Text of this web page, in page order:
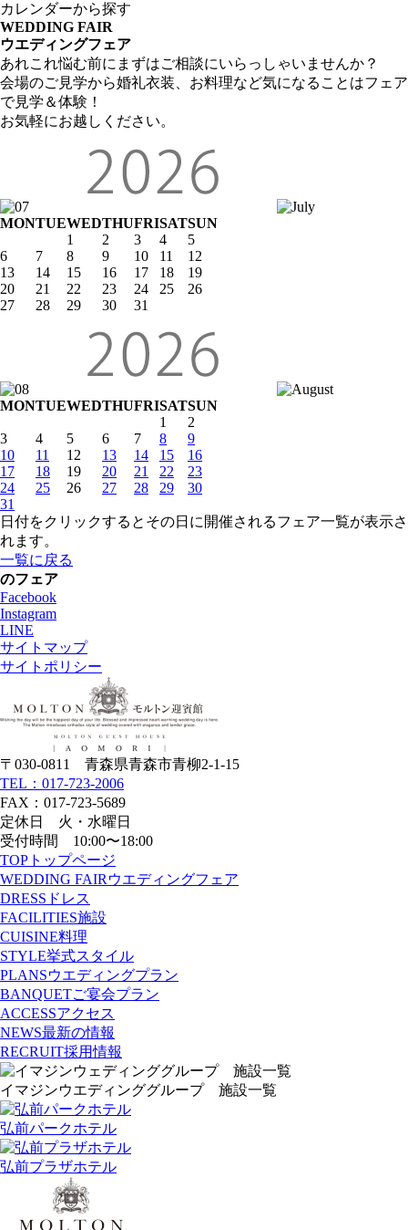
カレンダーから探す
WEDDING FAIR
ウエディングフェア
あれこれ悩む前にまずはご相談にいらっしゃいませんか？
会場のご見学から婚礼衣装、お料理など気になることはフェア
で見学＆体験！
お気軽にお越しください。
MONTUEWEDTHUFRISATSUN
1
2 3 4
5
6
7 8 9 10 11
12
13
14 15 16 17 18
19
20
21 22 23 24 25
26
27
28 29 30 31
MONTUEWEDTHUFRISATSUN
1
2
3
4 5 6 7 8
9
10
11 12 13 14 15
16
17
18 19 20 21 22
23
24
25 26 27 28 29
30
31
日付をクリックするとその日に開催されるフェア一覧が表示さ
れます。
一覧に戻る
のフェア
Facebook
Instagram
LINE
サイトマップ
サイトポリシー
〒030-0811 青森県青森市青柳2-1-15
TEL：017-723-2006
FAX：017-723-5689
定休日 火・水曜日
受付時間 10:00〜18:00
TOP トップページ
WEDDING FAIR ウエディングフェア
DRESS ドレス
FACILITIES施設
CUISINE料理
STYLE挙式スタイル
PLANSウエディングプラン
BANQUETご宴会プラン
ACCESSアクセス
NEWS最新の情報
RECRUIT採用情報
イマジンウエディンググループ 施設一覧
弘前パークホテル
弘前プラザホテル